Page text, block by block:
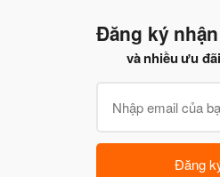
Đăng ký
và nhiều ưu
Đăng